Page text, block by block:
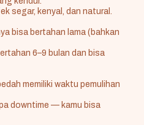
segar, kenyal, dan natural.
bisa bertahan lama (bahkan
6–9 bulan dan bisa
memiliki waktu pemulihan
downtime — kamu bisa